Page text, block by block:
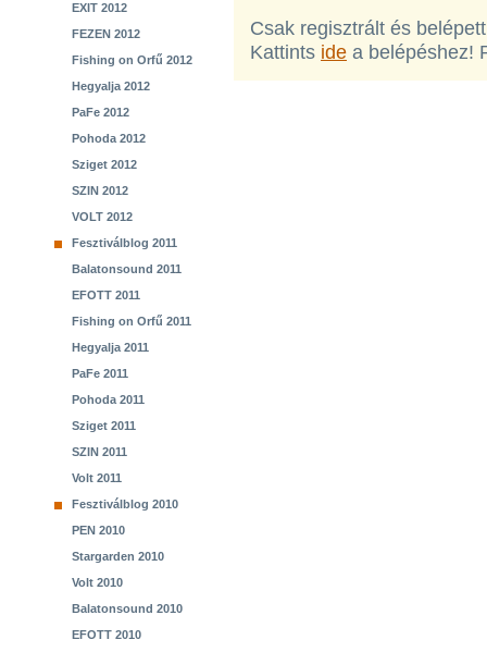
EXIT 2012
FEZEN 2012
Fishing on Orfű 2012
Hegyalja 2012
PaFe 2012
Pohoda 2012
Sziget 2012
SZIN 2012
VOLT 2012
Fesztiválblog 2011
Balatonsound 2011
EFOTT 2011
Fishing on Orfű 2011
Hegyalja 2011
PaFe 2011
Pohoda 2011
Sziget 2011
SZIN 2011
Volt 2011
Fesztiválblog 2010
PEN 2010
Stargarden 2010
Volt 2010
Balatonsound 2010
EFOTT 2010
Csak regisztrált és
Kattints ide a belépéshez!